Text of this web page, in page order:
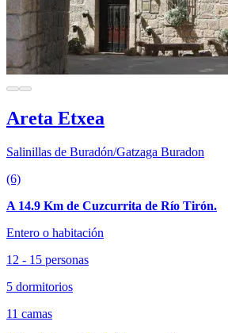
Areta Etxea
Salinillas de Buradón/Gatzaga Buradon
(6)
A 14.9 Km de Cuzcurrita de Río Tirón.
Entero o habitación
12 - 15 personas
5 dormitorios
11 camas